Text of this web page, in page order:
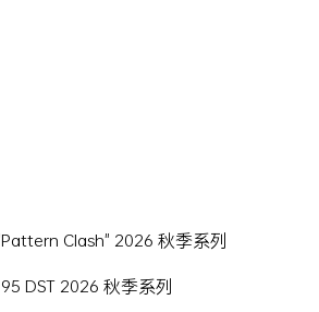
Clash" 2026 秋季系列
DST 2026 秋季系列